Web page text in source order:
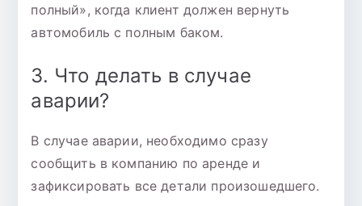
полный», когда клиент должен вернуть
автомобиль с полным баком.
3. Что делать в случае
аварии?
В случае аварии, необходимо сразу
сообщить в компанию по аренде и
зафиксировать все детали произошедшего.